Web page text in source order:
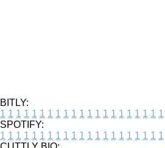
BITLY:
1 1 1 1 1 1 1 1 1 1 1 1 1 1 1 1 1 1 1 1 1
SPOTIFY:
1 1 1 1 1 1 1 1 1 1 1 1 1 1 1 1 1 1 1 1 1